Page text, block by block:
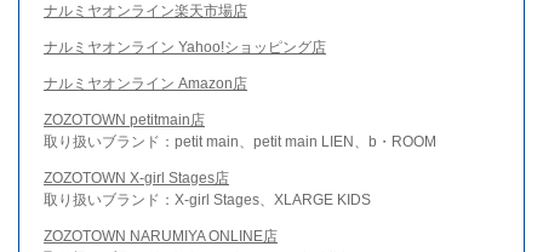
ナルミヤオンライン楽天市場店
ナルミヤオンライン Yahoo!ショッピング店
ナルミヤオンライン Amazon店
ZOZOTOWN petitmain店
取り扱いブランド：petit main、petit main LIEN、b・ROOM
ZOZOTOWN X-girl Stages店
取り扱いブランド：X-girl Stages、XLARGE KIDS
ZOZOTOWN NARUMIYA ONLINE店